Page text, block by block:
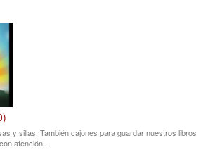
y sillas. También cajones para guardar nuestros libros
atención...